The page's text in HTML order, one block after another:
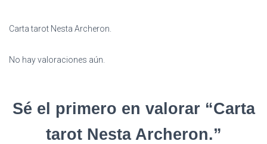
Carta tarot Nesta Archeron.
No hay valoraciones aún.
Sé el primero en valorar “Carta
tarot Nesta Archeron.”